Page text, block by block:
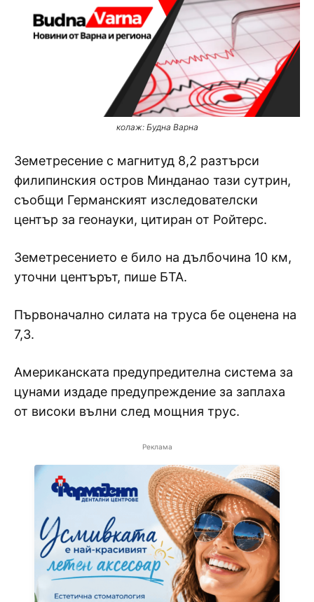
колаж: Будна Варна
Земетресение с магнитуд 8,2 разтърси
филипинския остров Минданао тази сутрин,
съобщи Германският изследователски
център за геонауки, цитиран от Ройтерс.
Земетресението е било на дълбочина 10 км,
уточни центърът, пише БТА.
Първоначално силата на труса бе оценена на
7,3.
Американската предупредителна система за
цунами издаде предупреждение за заплаха
от високи вълни след мощния трус.
Реклама